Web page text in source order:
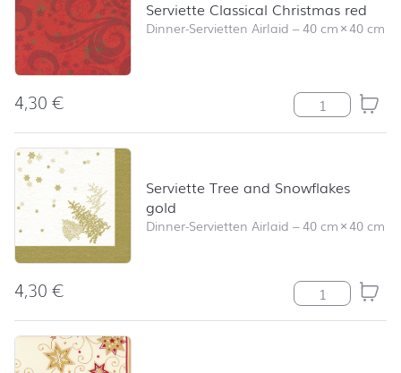
Serviette Classical Christmas red
Dinner-Servietten Airlaid –40 cm×40 cm
4,30€ Serviette
Serviette Tree and Snowflakes
gold
Dinner-Servietten Airlaid –40 cm×40 cm
4,30€ Serviette Tree